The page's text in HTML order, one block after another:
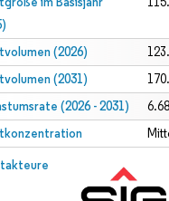
(2026)
(2031)
(2026 - 2031)
Intelligence.
gemäß CC BY